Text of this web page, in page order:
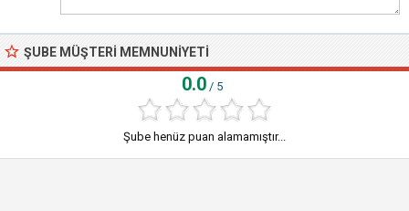
ŞUBE MÜŞTERI MEMNUNIYETI
0.0 / 5
Şube henüz puan alamamıştır...